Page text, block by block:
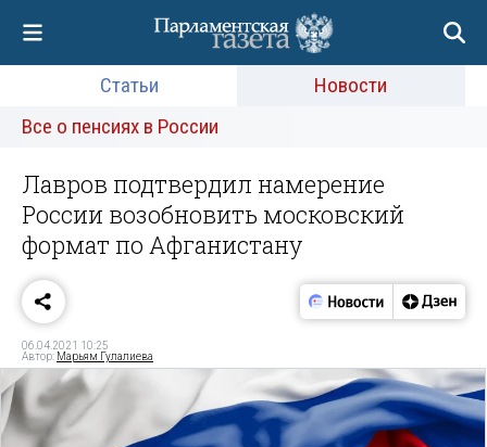
Статьи
Новости
Все о пенсиях в России
Лавров подтвердил намерение
России возобновить московский
формат по Афганистану
06.04.2021 10:25
Автор: Марьям Гулалиева